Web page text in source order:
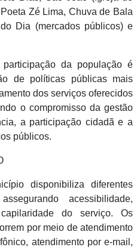
Zé Lima, Chuva de Bala
Dia (mercados públicos) e
da população é
de políticas públicas mais
dos serviços oferecidos
o compromisso da gestão
a participação cidadã e a
públicos.
disponibiliza diferentes
acessibilidade,
do serviço. Os
por meio de atendimento
atendimento por e-mail,